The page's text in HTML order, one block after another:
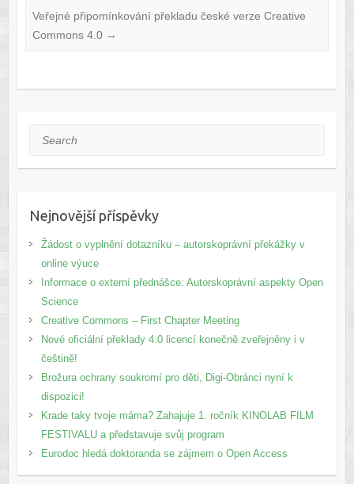
Veřejné připomínkování překladu české verze Creative
Commons 4.0 →
Search
Nejnovější příspěvky
Žádost o vyplnění dotazníku – autorskoprávní překážky v
online výuce
Informace o externí přednášce: Autorskoprávní aspekty Open
Science
Creative Commons – First Chapter Meeting
Nové oficiální překlady 4.0 licencí konečně zveřejněny i v
češtině!
Brožura ochrany soukromí pro děti, Digi-Obránci nyní k
dispozici!
Krade taky tvoje máma? Zahajuje 1. ročník KINOLAB FILM
FESTIVALU a představuje svůj program
Eurodoc hledá doktoranda se zájmem o Open Access